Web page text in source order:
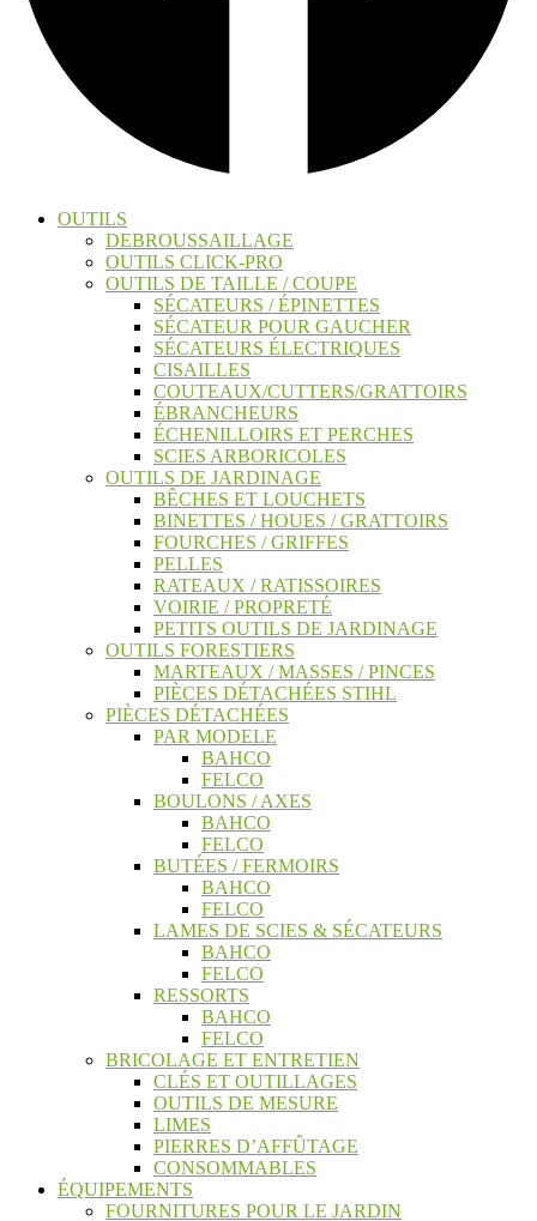
OUTILS
DEBROUSSAILLAGE
OUTILS CLICK-PRO
OUTILS DE TAILLE / COUPE
SÉCATEURS / ÉPINETTES
SÉCATEUR POUR GAUCHER
SÉCATEURS ÉLECTRIQUES
CISAILLES
COUTEAUX/CUTTERS/GRATTOIRS
ÉBRANCHEURS
ÉCHENILLOIRS ET PERCHES
SCIES ARBORICOLES
OUTILS DE JARDINAGE
BÊCHES ET LOUCHETS
BINETTES / HOUES / GRATTOIRS
FOURCHES / GRIFFES
PELLES
RATEAUX / RATISSOIRES
VOIRIE / PROPRETÉ
PETITS OUTILS DE JARDINAGE
OUTILS FORESTIERS
MARTEAUX / MASSES / PINCES
PIÈCES DÉTACHÉES STIHL
PIÈCES DÉTACHÉES
PAR MODELE
BAHCO
FELCO
BOULONS / AXES
BAHCO
FELCO
BUTÉES / FERMOIRS
BAHCO
FELCO
LAMES DE SCIES & SÉCATEURS
BAHCO
FELCO
RESSORTS
BAHCO
FELCO
BRICOLAGE ET ENTRETIEN
CLÉS ET OUTILLAGES
OUTILS DE MESURE
LIMES
PIERRES D’AFFÛTAGE
CONSOMMABLES
ÉQUIPEMENTS
FOURNITURES POUR LE JARDIN